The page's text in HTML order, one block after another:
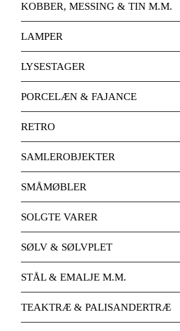
KOBBER, MESSING & TIN M.M.
LAMPER
LYSESTAGER
PORCELÆN & FAJANCE
RETRO
SAMLEROBJEKTER
SMÅMØBLER
SOLGTE VARER
SØLV & SØLVPLET
STÅL & EMALJE M.M.
TEAKTRÆ & PALISANDERTRÆ